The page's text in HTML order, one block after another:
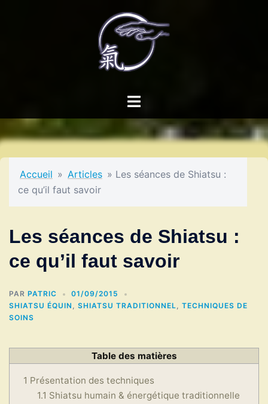
Ouvrir/fermer
menu
Accueil » Articles » Les séances de Shiatsu :
ce qu’il faut savoir
Les séances de Shiatsu :
ce qu’il faut savoir
PAR PATRIC
01/09/2015
SHIATSU ÉQUIN , SHIATSU TRADITIONNEL, TECHNIQUES DE
SOINS
Table des matières
1 Présentation des techniques
1.1 Shiatsu humain & énergétique traditionnelle